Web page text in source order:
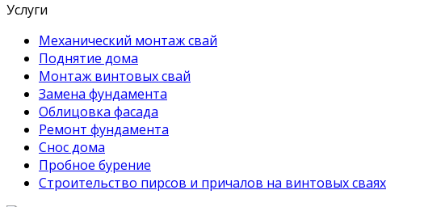
Услуги
Механический монтаж свай
Поднятие дома
Монтаж винтовых свай
Замена фундамента
Облицовка фасада
Ремонт фундамента
Снос дома
Пробное бурение
Строительство пирсов и причалов на винтовых сваях